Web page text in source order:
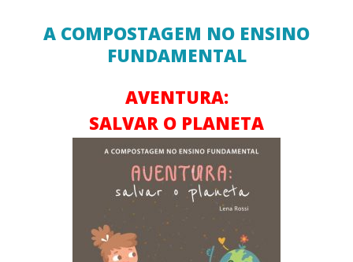
A COMPOSTAGEM NO ENSINO
FUNDAMENTAL
AVENTURA:
SALVAR O PLANETA